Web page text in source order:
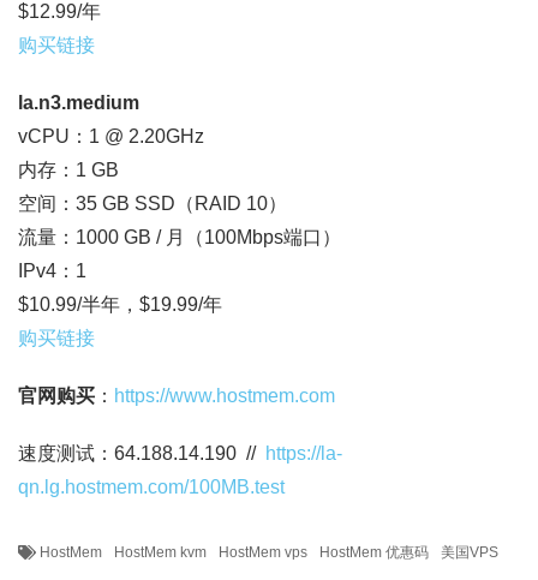
$12.99/年
购买链接
la.n3.medium
vCPU：1 @ 2.20GHz
内存：1 GB
空间：35 GB SSD（RAID 10）
流量：1000 GB / 月（100Mbps端口）
IPv4：1
$10.99/半年，$19.99/年
购买链接
官网购买 ： https://www.hostmem.com
速度测试：64.188.14.190 // https://la-
qn.lg.hostmem.com/100MB.test
HostMem HostMem kvm HostMem vps HostMem 优惠码 美国VPS